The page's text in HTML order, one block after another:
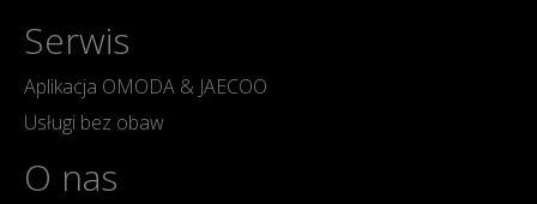
Serwis
Aplikacja OMODA & JAECOO
Usługi bez obaw
O nas